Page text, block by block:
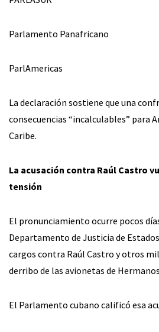
Parlamento Panafricano
ParlAmericas
La declaración sostiene que una
consecuencias “incalculables” para
Caribe.
La acusación contra Raúl Castro
tensión
El pronunciamiento ocurre pocos
Departamento de Justicia de
cargos contra Raúl Castro y otros
derribo de las avionetas de
El Parlamento cubano calificó esa